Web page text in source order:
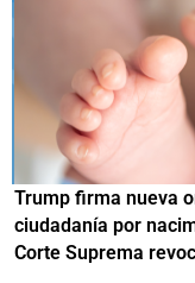
Trump firma nueva
ciudadanía por
Corte Suprema